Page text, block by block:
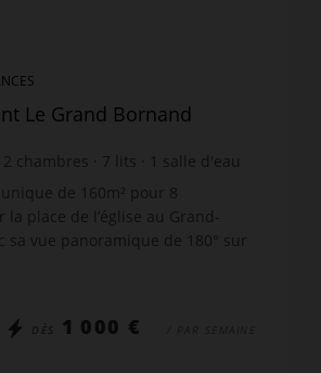
Le Grand Bornand
2 chambres 7 lits
salle d'eau
de 160m² pour 8
la place de l’église au Grand-
sa vue panoramique de 180° sur
DÈS 1 000 € / PAR SEMAINE